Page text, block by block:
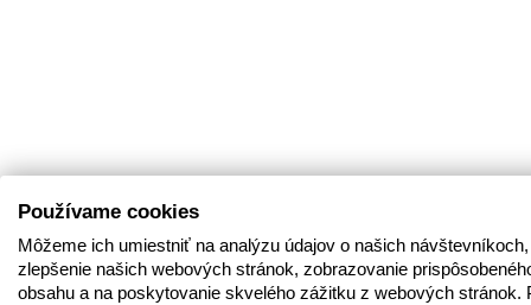
Používame cookies
Môžeme ich umiestniť na analýzu údajov o našich
zlepšenie našich webových stránok, zobrazovanie
obsahu a na poskytovanie skvelého zážitku z webových stránok.